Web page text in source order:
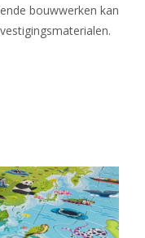
bouwwerken kan